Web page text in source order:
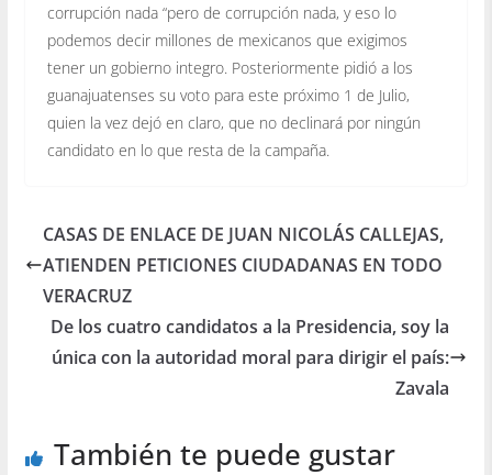
corrupción nada “pero de corrupción nada, y eso lo
podemos decir millones de mexicanos que exigimos
tener un gobierno integro. Posteriormente pidió a los
guanajuatenses su voto para este próximo 1 de Julio,
quien la vez dejó en claro, que no declinará por ningún
candidato en lo que resta de la campaña.
CASAS DE ENLACE DE JUAN NICOLÁS CALLEJAS,
ATIENDEN PETICIONES CIUDADANAS EN TODO
VERACRUZ
De los cuatro candidatos a la Presidencia, soy la
única con la autoridad moral para dirigir el país:
Zavala
También te puede gustar